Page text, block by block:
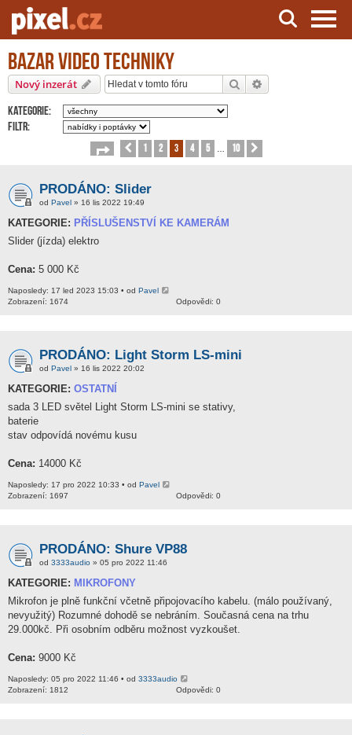
Server o natáčení a zpracování videa
Bazar video techniky
Nový inzerát Hledat
Kategorie:
Filtr:
Stránka zPředchozí
1 2 3 4 5 10
PRODÁNO: Slider
od Pavel » 16 lis 2022 19:49
KATEGORIE: PŘÍSLUŠENSTVÍ KE KAMERÁM
Slider (jízda) elektro
Cena: 5 000 Kč
Naposledy: 17 led 2023 15:03 • od Pavel
Odpovědi: 0
Zobrazení: 1674
PRODÁNO: Light Storm LS-mini
od Pavel » 16 lis 2022 20:02
KATEGORIE: OSTATNÍ
sada 3 LED světel Light Storm LS-mini se stativy,
baterie
stav odpovídá novému kusu
Cena: 14000 Kč
Naposledy: 17 pro 2022 10:33 • od Pavel
Odpovědi: 0
Zobrazení: 1697
PRODÁNO: Shure VP88
od 3333audio » 05 pro 2022 11:46
KATEGORIE: MIKROFONY
Mikrofon je plně funkční včetně připojovacího kabelu. (málo používaný,
nevyužitý) Rozumné dohodě se nebráním. Současná cena na trhu
29.000kč. Při osobním odběru možnost vyzkoušet.
Cena: 9000 Kč
Naposledy: 05 pro 2022 11:46 • od 3333audio
Odpovědi: 0
Zobrazení: 1812